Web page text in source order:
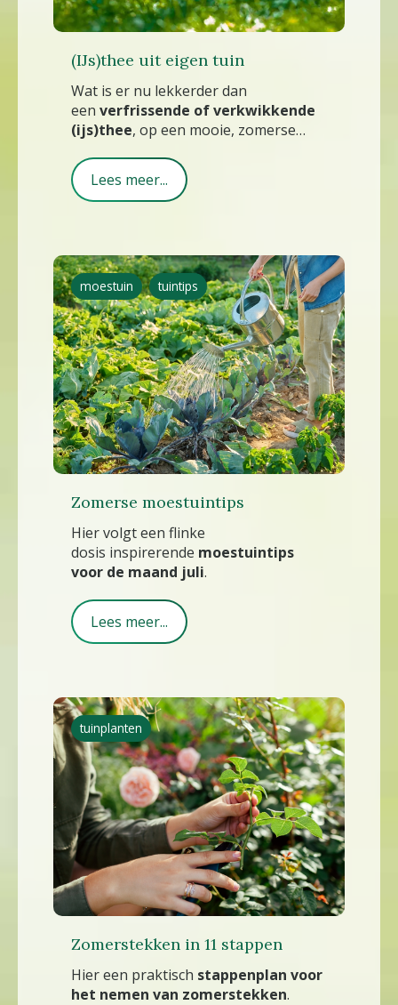
(IJs)thee uit eigen tuin
Wat is er nu lekkerder dan
een verfrissende of verkwikkende
(ijs)thee, op een mooie, zomerse
Lees meer...
Zomerse moestuintips
Hier volgt een flinke
dosis inspirerende moestuintips
voor de maand juli.
Lees meer...
moestuin tuintips
Zomerstekken in 11 stappen
Hier een praktisch stappenplan voor
het nemen van zomerstekken.
tuinplanten